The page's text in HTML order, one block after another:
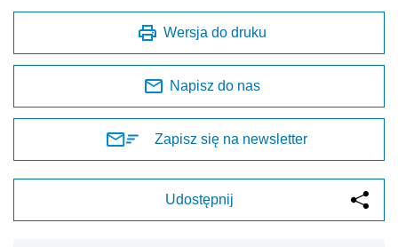
Wersja do druku
Napisz do nas
Zapisz się na newsletter
Udostępnij